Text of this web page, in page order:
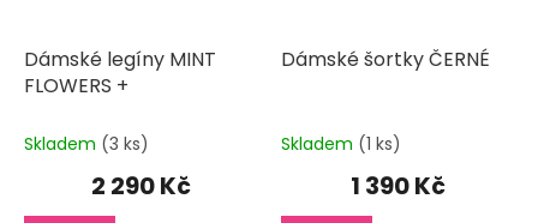
Dámské legíny MINT
FLOWERS +
Skladem (3 ks)
2 290 Kč
Dámské šortky ČERNÉ
Skladem (1 ks)
1 390 Kč